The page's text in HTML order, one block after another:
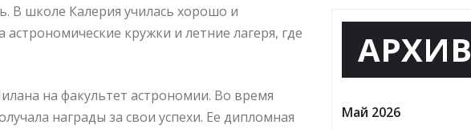
В школе Калерия училась хорошо и
кружки и летние лагеря, где
на факультет астрономии. Во время
награды за свои успехи. Ее дипломная
АРХИВ
Май 2026